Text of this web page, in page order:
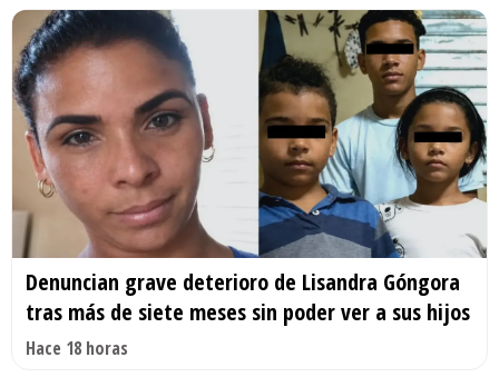
Denuncian grave deterioro de Lisandra Góngora
tras más de siete meses sin poder ver a sus hijos
Hace 18 horas